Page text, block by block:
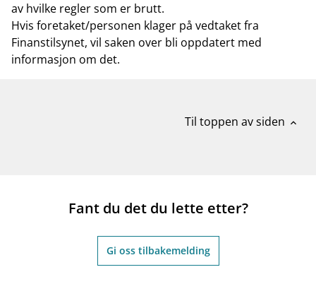
av hvilke regler som er brutt.
Hvis foretaket/personen klager på vedtaket fra
Finanstilsynet, vil saken over bli oppdatert med
informasjon om det.
Til toppen av siden expand_less
Fant du det du lette etter?
Gi oss tilbakemelding